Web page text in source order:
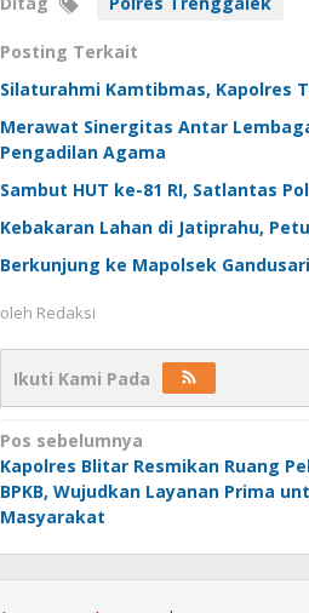
Posting Terkait
Silaturahmi Kamtibmas, Kapolres
Merawat Sinergitas Antar
Pengadilan Agama
Sambut HUT ke-81 RI, Satlantas
Kebakaran Lahan di Jatiprahu,
Berkunjung ke Mapolsek
oleh Redaksi
Ikuti Kami Pada
Navigasi
pos
Pos sebelumnya
Kapolres Blitar Resmikan Ruang
BPKB, Wujudkan Layanan Prima
Masyarakat